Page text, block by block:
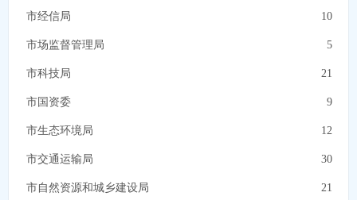
气象服务 14
地理空间 5
机构团体 13
市经信局 10
市场监督管理局 5
市科技局 21
市国资委 9
市生态环境局 12
市交通运输局 30
市自然资源和城乡建设局 21